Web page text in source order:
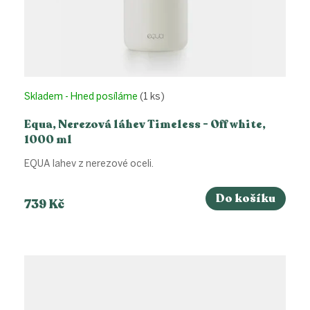
Equa, Nerezová láhev Timeless - Off white,
1000 ml
Skladem - Hned posíláme (1 ks)
739 Kč Do košíku
EQUA lahev z nerezové oceli.